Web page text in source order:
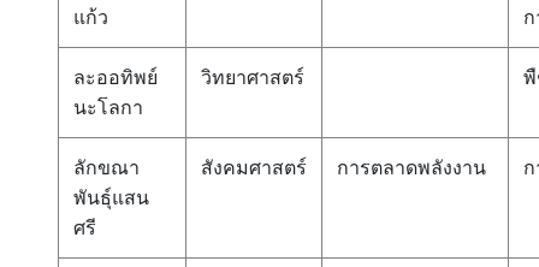
แก้ว
ละออทิพย์
นะโลกา
วิทยาศาสตร์
ลักขณา
พันธุ์แสน
ศรี
สังคมศาสตร์ การตลาดพลังงาน